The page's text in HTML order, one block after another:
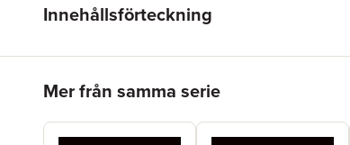
Innehållsförteckning
Mer från samma serie